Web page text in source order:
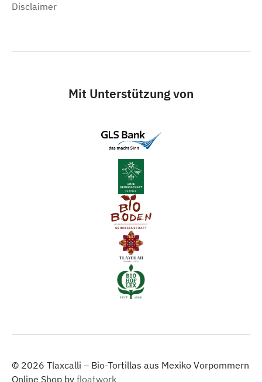
Disclaimer
Mit Unterstützung von
© 2026 Tlaxcalli – Bio-Tortillas aus Mexiko Vorpommern
Online Shop by floatwork_